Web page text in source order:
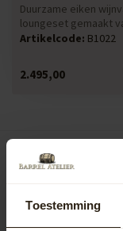
Toestemming
Duurzame eiken
loungeset gemaakt
gebruikte eiken
Artikelcode: B1022
2.495,00
Wijnvat